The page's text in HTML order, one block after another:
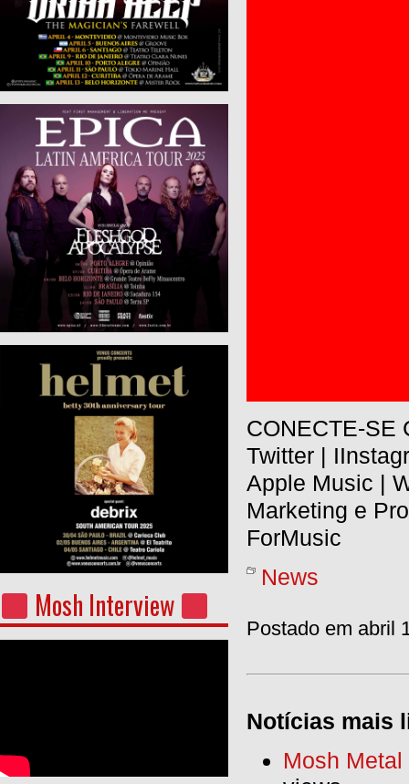
Mosh Interview
CONECTE-SE
Twitter |
Apple Music |
Marketing e
ForMusic
News
Postado em abril
Notícias mais
Mosh